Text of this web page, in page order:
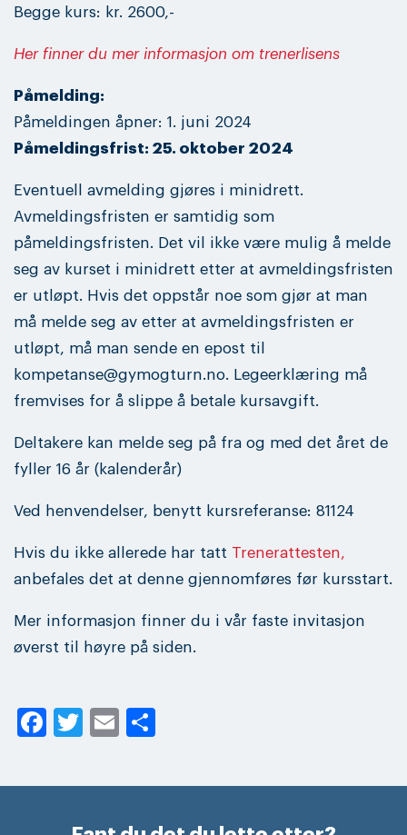
Begge kurs: kr. 2600,-
Her finner du mer informasjon om trenerlisens
Påmelding:
Påmeldingen åpner: 1. juni 2024
Påmeldingsfrist: 25. oktober 2024
Eventuell avmelding gjøres i minidrett.
Avmeldingsfristen er samtidig som
påmeldingsfristen. Det vil ikke være mulig å melde
seg av kurset i minidrett etter at avmeldingsfristen
er utløpt. Hvis det oppstår noe som gjør at man
må melde seg av etter at avmeldingsfristen er
utløpt, må man sende en epost til
kompetanse@gymogturn.no. Legeerklæring må
fremvises for å slippe å betale kursavgift.
Deltakere kan melde seg på fra og med det året de
fyller 16 år (kalenderår)
Ved henvendelser, benytt kursreferanse: 81124
Hvis du ikke allerede har tatt Trenerattesten,
anbefales det at denne gjennomføres før kursstart.
Mer informasjon finner du i vår faste invitasjon
øverst til høyre på siden.
Facebook
Twitter
Email